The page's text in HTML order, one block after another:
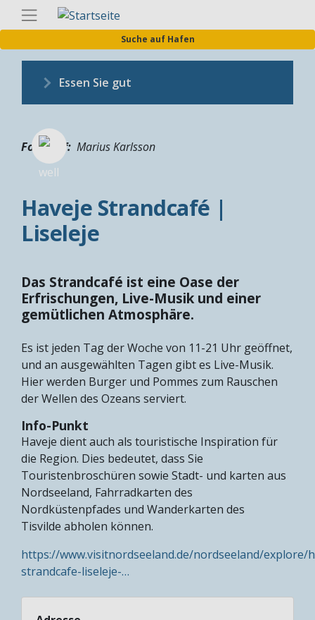
Direkt
zum
Suche auf Hafen
Essen Sie gut
Fotograf Marius Karlsson
Haveje Strandcafé |
Liseleje
Das Strandcafé ist eine Oase der
Erfrischungen, Live-Musik und einer
gemütlichen Atmosphäre.
Es ist jeden Tag der Woche von 11-21 Uhr geöffnet,
und an ausgewählten Tagen gibt es Live-Musik.
Hier werden Burger und Pommes zum Rauschen
der Wellen des Ozeans serviert.
Info-Punkt
Haveje dient auch als touristische Inspiration für
die Region. Dies bedeutet, dass Sie
Touristenbroschüren sowie Stadt- und karten aus
Nordseeland, Fahrradkarten des
Nordküstenpfades und Wanderkarten des
Tisvilde abholen können.
https://www.visitnordseeland.de/nordseeland/explore/
strandcafe-liseleje-…